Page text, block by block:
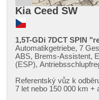
Kia Ceed SW
1,5T-GDi 7DCT SPIN
Automatikgetriebe, 7
ABS, Brems-Assistent,
(ESP),
Fahrers, Servolenkung,
svícení, automatické
Referentský vůz k